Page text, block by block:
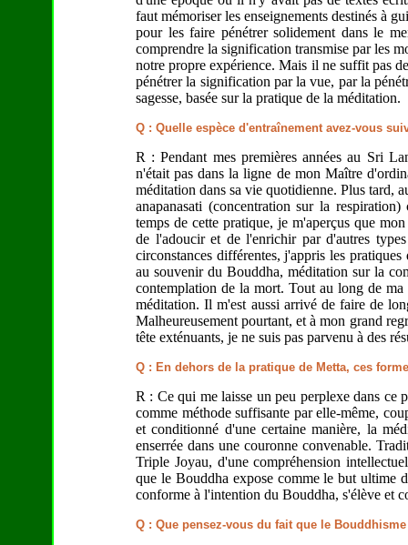
faut mémoriser les enseignements destinés à
pour les faire pénétrer solidement dans le
comprendre la signification transmise par les
notre propre expérience. Mais il ne suffit pas
pénétrer la signification par la vue, par la
sagesse, basée sur la pratique de la méditation.
Q : Quelle espèce d'entraînement avez-vous
R : Pendant mes premières années au Sri
n'était pas dans la ligne de mon Maître
méditation dans sa vie quotidienne. Plus tard,
anapanasati (concentration sur la
temps de cette pratique, je m'aperçus que
de l'adoucir et de l'enrichir par d'autres
circonstances différentes, j'appris les
au souvenir du Bouddha, méditation sur la
contemplation de la mort. Tout au long de
méditation. Il m'est aussi arrivé de faire de
Malheureusement pourtant, et à mon grand
tête exténuants, je ne suis pas parvenu à des
Q : En dehors de la pratique de Metta, ces
R : Ce qui me laisse un peu perplexe dans ce
comme méthode suffisante par elle-même,
et conditionné d'une certaine manière, la
enserrée dans une couronne convenable.
Triple Joyau, d'une compréhension
que le Bouddha expose comme le but ultime
conforme à l'intention du Bouddha, s'élève et
Q : Que pensez-vous du fait que le